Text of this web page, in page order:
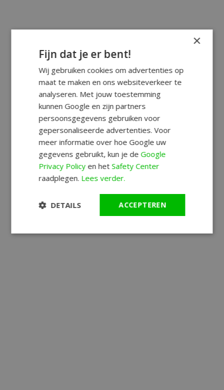
×
Fijn dat je er bent!
Wij gebruiken cookies om advertenties op
maat te maken en ons websiteverkeer te
analyseren. Met jouw toestemming
kunnen Google en zijn partners
persoonsgegevens gebruiken voor
gepersonaliseerde advertenties. Voor
meer informatie over hoe Google uw
gegevens gebruikt, kun je deGoogle
Privacy Policyen hetSafety Center
raadplegen. Lees verder.
ACCEPTEREN
DETAILS